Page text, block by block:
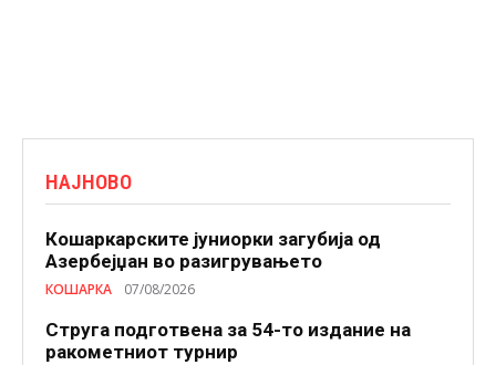
НАЈНОВО
Кошаркарските јуниорки загубија од
Азербејџан во разигрувањето
КОШАРКА 07/08/2026
Струга подготвена за 54-то издание на
ракометниот турнир